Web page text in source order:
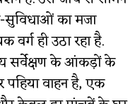
सुविधाओं का मजा
ही उठा रहा है.
सर्वेक्षण के आंकड़ों के
वाहन है, एक